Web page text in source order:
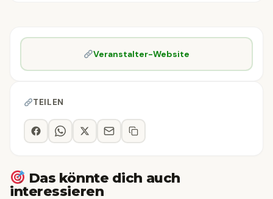
Veranstalter-Website
TEILEN
Das könnte dich auch
interessieren